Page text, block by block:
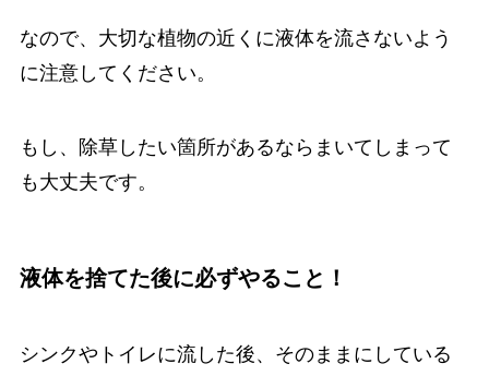
なので、大切な植物の近くに液体を流さないよう
に注意してください。
もし、除草したい箇所があるならまいてしまって
も大丈夫です。
液体を捨てた後に必ずやること！
シンクやトイレに流した後、そのままにしている